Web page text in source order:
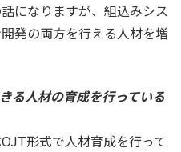
になりますが、組込みシス
発の両方を行える人材を増
る人材の育成を行っている
形式で人材育成を行って